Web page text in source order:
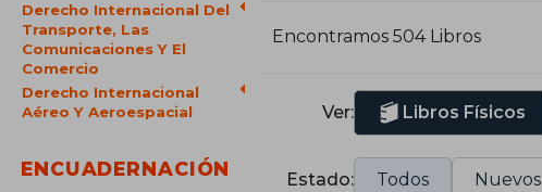
Derecho Internacional Del
Transporte, Las
Comunicaciones Y El
Comercio
Derecho Internacional
Aéreo Y Aeroespacial
ENCUADERNACIÓN
Encontramos 504 Libros
Ver: Libros Físicos
Estado: Todos Nuevos